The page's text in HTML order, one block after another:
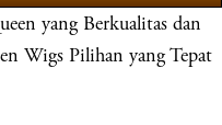
yang Berkualitas dan
Wigs Pilihan yang Tepat